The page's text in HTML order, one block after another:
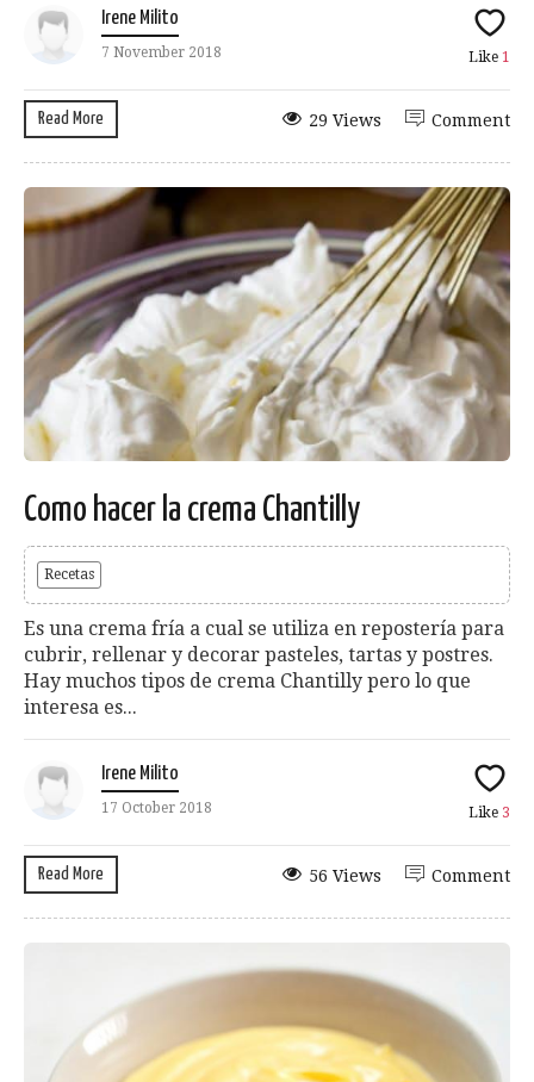
Irene Milito
7 November 2018 Like 1
Read More Comment
29 Views
Como hacer la crema Chantilly
Recetas
Es una crema fría a cual se utiliza en repostería para
cubrir, rellenar y decorar pasteles, tartas y postres.
Hay muchos tipos de crema Chantilly pero lo que
interesa es...
Irene Milito
17 October 2018 Like 3
Read More Comment
56 Views